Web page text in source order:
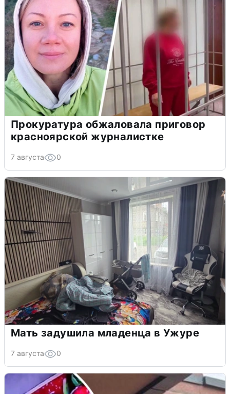
Прокуратура обжаловала приговор
красноярской журналистке
7 августа 0
Мать задушила младенца в Ужуре
7 августа 0